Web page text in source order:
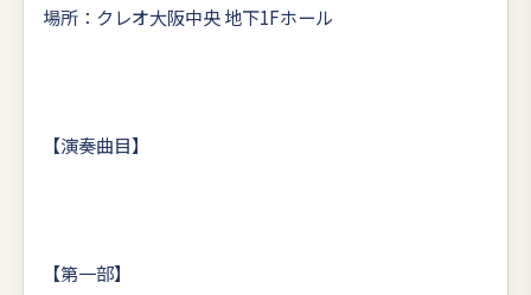
場所：クレオ大阪中央 地下1Fホール
【演奏曲目】
【第一部】